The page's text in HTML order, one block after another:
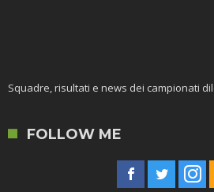
Squadre, risultati e news dei campionati
FOLLOW ME